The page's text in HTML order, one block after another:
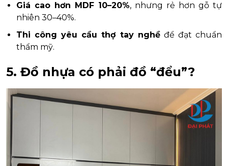
Giá cao hơn MDF 10–20%, nhưng rẻ hơn gỗ tự
nhiên 30–40%.
Thi công yêu cầu thợ tay nghềđể đạt chuẩn
thẩm mỹ.
5. Đồ nhựa có phải đồ “đểu”?